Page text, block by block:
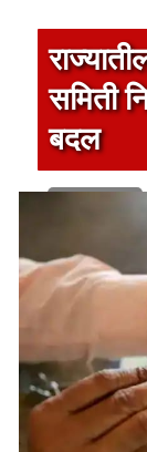
समिती
बदल